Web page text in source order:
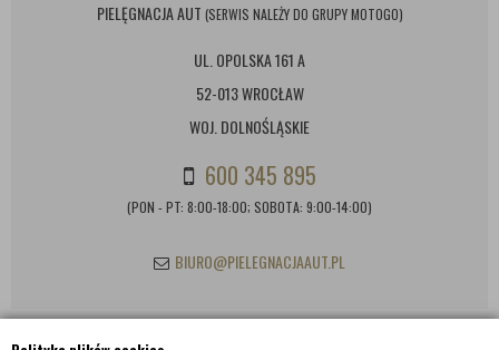
PIELĘGNACJA AUT (SERWIS NALEŻY DO GRUPY MOTOGO)
UL. OPOLSKA 161 A
52-013 WROCŁAW
WOJ. DOLNOŚLĄSKIE
600 345 895
(PON - PT: 8:00-18:00; SOBOTA: 9:00-14:00)
BIURO@PIELEGNACJAAUT.PL